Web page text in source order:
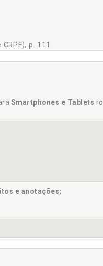
p. 111
Smartphones e Tablets
e anotações;